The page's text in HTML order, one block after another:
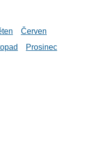
Červen
Prosinec